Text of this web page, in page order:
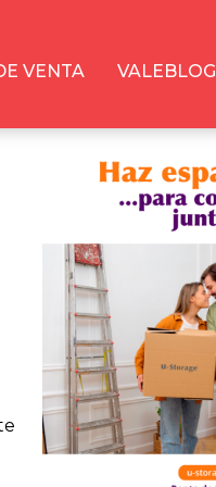
VENTA VALEBLOG